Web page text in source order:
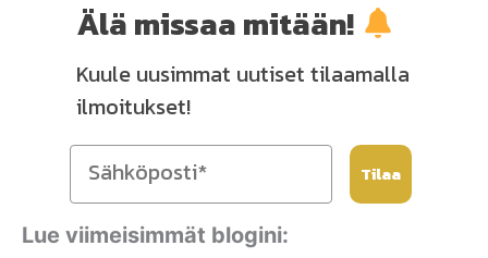
Älä missaa mitään!
Kuule uusimmat uutiset tilaamalla
ilmoitukset!
Tilaa
Lue viimeisimmät blogini: